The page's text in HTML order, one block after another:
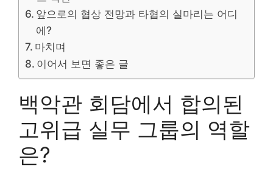
앞으로의 협상 전망과 타협의 실마리는 어디
에?
마치며
이어서 보면 좋은 글
백악관 회담에서 합의된
고위급 실무 그룹의 역할
은?